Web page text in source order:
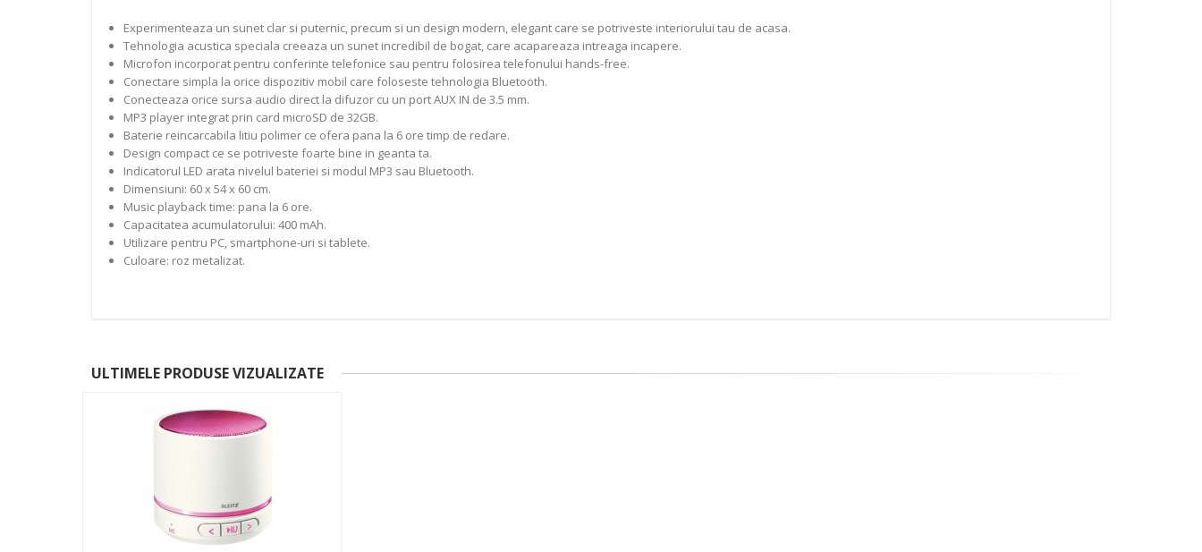
Experimenteaza un sunet clar si puternic, precum si un design modern, elegant care se potriveste interiorului tau de acasa.
Tehnologia acustica speciala creeaza un sunet incredibil de bogat, care acapareaza intreaga incapere.
Microfon incorporat pentru conferinte telefonice sau pentru folosirea telefonului hands-free.
Conectare simpla la orice dispozitiv mobil care foloseste tehnologia Bluetooth.
Conecteaza orice sursa audio direct la difuzor cu un port AUX IN de 3.5 mm.
MP3 player integrat prin card microSD de 32GB.
Baterie reincarcabila litiu polimer ce ofera pana la 6 ore timp de redare.
Design compact ce se potriveste foarte bine in geanta ta.
Indicatorul LED arata nivelul bateriei si modul MP3 sau Bluetooth.
Dimensiuni: 60 x 54 x 60 cm.
Music playback time: pana la 6 ore.
Capacitatea acumulatorului: 400 mAh.
Utilizare pentru PC, smartphone-uri si tablete.
Culoare: roz metalizat.
ULTIMELE PRODUSE VIZUALIZATE